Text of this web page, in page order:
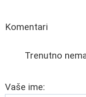
Komentari
Trenutno
Vaše ime: